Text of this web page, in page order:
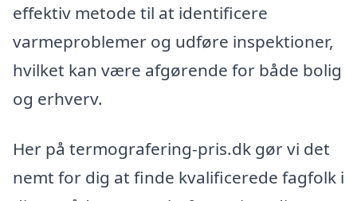
effektiv metode til at identificere
varmeproblemer og udføre inspektioner,
hvilket kan være afgørende for både bolig
og erhverv.
Her på termografering-pris.dk gør vi det
nemt for dig at finde kvalificerede fagfolk i